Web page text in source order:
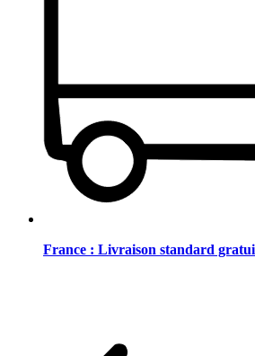
France : Livraison standard